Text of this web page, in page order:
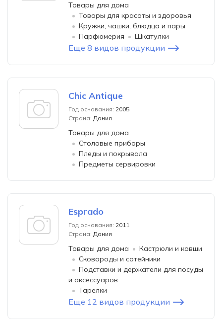
Товары для дома
Товары для красоты и здоровья
Кружки, чашки, блюдца и пары
Парфюмерия
Шкатулки
Еще 8 видов продукции
Chic Antique
Год основания: 2005
Страна: Дания
Товары для дома
Столовые приборы
Пледы и покрывала
Предметы сервировки
Esprado
Год основания: 2011
Страна: Дания
Товары для дома
Кастрюли и ковши
Сковороды и сотейники
Подставки и держатели для посуды
и аксессуаров
Тарелки
Еще 12 видов продукции